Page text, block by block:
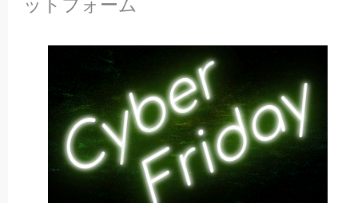
ットフォーム